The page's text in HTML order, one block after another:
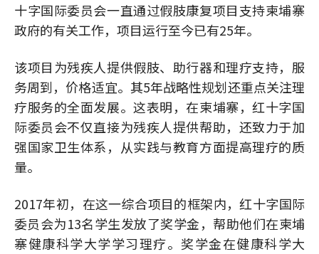
十字国际委员会一直通过假肢康复项目支持柬埔寨
政府的有关工作，项目运行至今已有25年。
该项目为残疾人提供假肢、助行器和理疗支持，服
务周到，价格适宜。其5年战略性规划还重点关注理
疗服务的全面发展。这表明，在柬埔寨，红十字国
际委员会不仅直接为残疾人提供帮助，还致力于加
强国家卫生体系，从实践与教育方面提高理疗的质
量。
2017年初，在这一综合项目的框架内，红十字国际
委员会为13名学生发放了奖学金，帮助他们在柬埔
寨健康科学大学学习理疗。奖学金在健康科学大